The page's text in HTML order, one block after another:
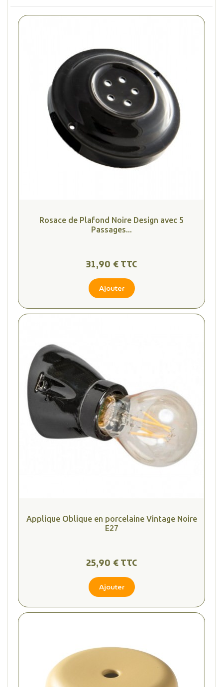
Rosace de Plafond Noire Design avec 5
Passages...
31,90 € TTC
Ajouter
Applique Oblique en porcelaine Vintage Noire
E27
25,90 € TTC
Ajouter